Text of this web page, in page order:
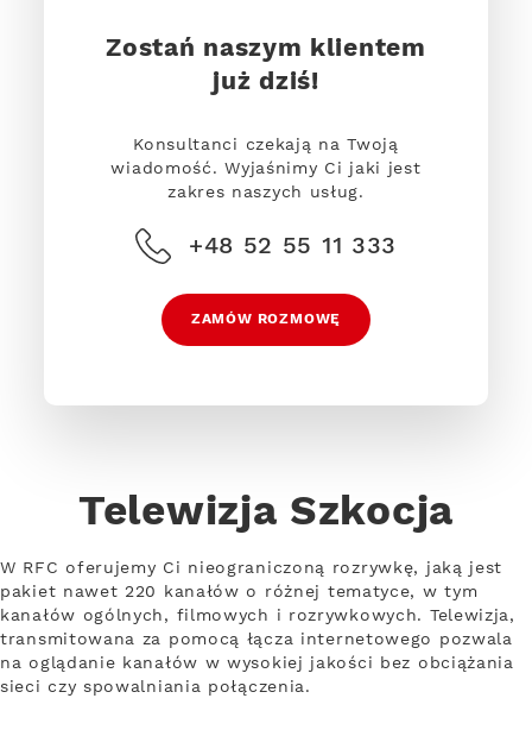
Zostań naszym klientem
już dziś!
Konsultanci czekają na Twoją
wiadomość. Wyjaśnimy Ci jaki jest
zakres naszych usług.
+48 52 55 11 333
ZAMÓW ROZMOWĘ
Telewizja Szkocja
W RFC oferujemy Ci nieograniczoną rozrywkę, jaką jest
pakiet nawet 220 kanałów o różnej tematyce, w tym
kanałów ogólnych, filmowych i rozrywkowych. Telewizja,
transmitowana za pomocą łącza internetowego pozwala
na oglądanie kanałów w wysokiej jakości bez obciążania
sieci czy spowalniania połączenia.